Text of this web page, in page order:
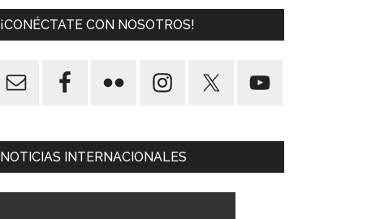
¡CONÉCTATE CON NOSOTROS!
NOTICIAS INTERNACIONALES